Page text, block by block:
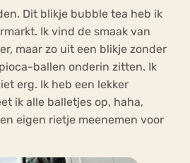
Dit blikje bubble tea heb ik
Ik vind de smaak van
maar zo uit een blikje zonder
ballen onderin zitten. Ik
erg. Ik heb een lekker
ik alle balletjes op, haha,
eigen rietje meenemen voor